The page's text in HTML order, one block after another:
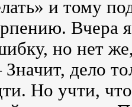
и тому
Вчера
но нет
дело
Но учти,